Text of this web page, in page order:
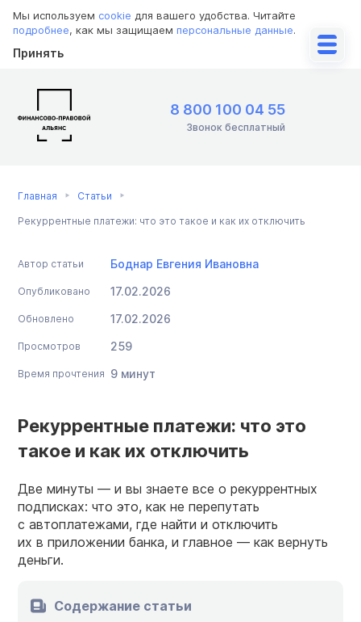
Мы используем cookie для вашего удобства. Читайте
подробнее, как мы защищаем персональные данные.
Принять
8 800 100 04 55
Звонок бесплатный
Главная Статьи
Рекуррентные платежи: что это такое и как их отключить
Автор статьи Боднар Евгения Ивановна
Опубликовано 17.02.2026
Обновлено 17.02.2026
Просмотров 259
Время прочтения 9 минут
Рекуррентные платежи: что это
такое и как их отключить
Две минуты — и вы знаете все о рекуррентных
подписках: что это, как не перепутать
с автоплатежами, где найти и отключить
их в приложении банка, и главное — как вернуть
деньги.
Содержание статьи